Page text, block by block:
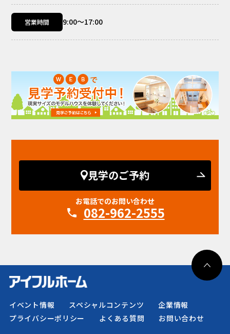
営業時間 9:00～17:00
見学のご予約
お電話でのお問い合わせ
082-962-2555
イベント情報 スペシャルコンテンツ
企業情報
プライバシーポリシー
よくある質問 お問い合わせ